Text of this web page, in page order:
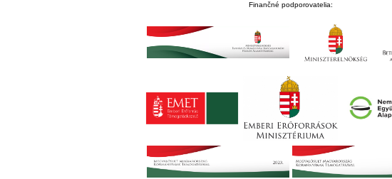
Finančné podporovatelia: